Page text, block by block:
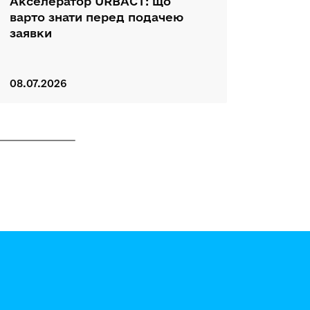
варто знати перед подачею
заявки
08.07.2026